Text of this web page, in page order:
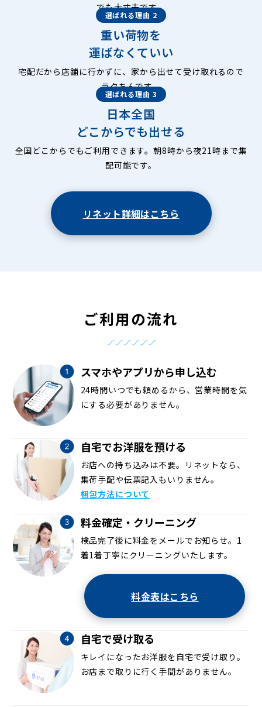
でも大丈夫です。
選ばれる理由 2
重い荷物を
運ばなくていい
宅配だから店舗に行かずに、家から出せて受け取れるので
ラクちんです。
選ばれる理由 3
日本全国
どこからでも出せる
全国どこからでもご利用できます。朝8時から夜21時まで集
配可能です。
リネット詳細はこちら
ご利用の流れ
スマホやアプリから申し込む
24時間いつでも頼めるから、営業時間を気
にする必要がありません。
自宅でお洋服を預ける
お店への持ち込みは不要。リネットなら、
集荷手配や伝票記入もいりません。
梱包方法について
料金確定・クリーニング
検品完了後に料金をメールでお知らせ。1
着1着丁寧にクリーニングいたします。
料金表はこちら
自宅で受け取る
キレイになったお洋服を自宅で受け取り。
お店まで取りに行く手間がありません。